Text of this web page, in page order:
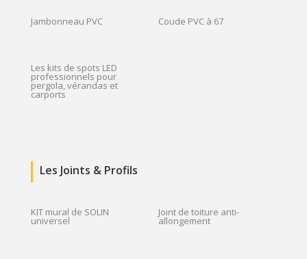
Jambonneau PVC Coude PVC à 67
Les kits de spots LED
professionnels pour
pergola, vérandas et
carports
Les Joints & Profils
KIT mural de SOLIN
universel
Joint de toiture anti-
allongement